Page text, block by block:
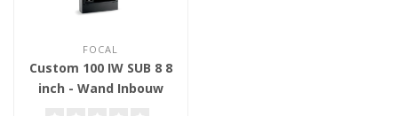
FOCAL
Custom 100 IW SUB 8 8
inch - Wand Inbouw